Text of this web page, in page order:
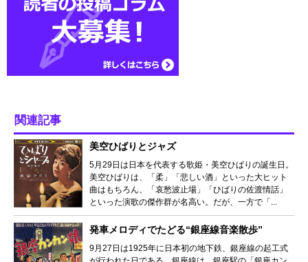
関連記事
美空ひばりとジャズ
5月29日は日本を代表する歌姫・美空ひばりの誕生日。
美空ひばりは、「柔」「悲しい酒」といった大ヒット
曲はもちろん、「哀愁波止場」「ひばりの佐渡情話」
といった演歌の傑作群が名高い。だが、一方で「...
発車メロディでたどる“銀座線音楽散歩”
9月27日は1925年に日本初の地下鉄、銀座線の起工式